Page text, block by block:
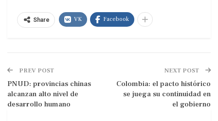
junio y fue rechazada por el gobierno de Luiz
Inácio Lula da Silva, que la considera una
La decisión de Washington redefine la lucha
contra el crimen organizado en América Latina,
abre interrogantes sobre sanciones, cooperación
Share VK Facebook
PREV POST
PNUD: provincias chinas
alcanzan alto nivel de
desarrollo humano
NEXT POST
Colombia: el pacto histórico
se juega su continuidad en
el gobierno